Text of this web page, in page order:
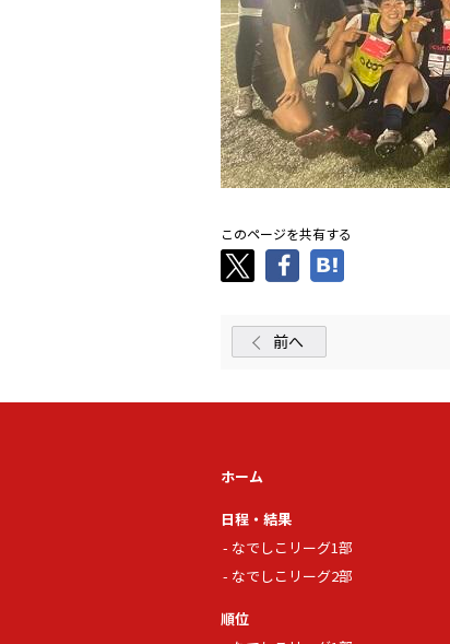
このページを共有する
前へ
ホーム
日程・結果
なでしこリーグ1部
なでしこリーグ2部
順位